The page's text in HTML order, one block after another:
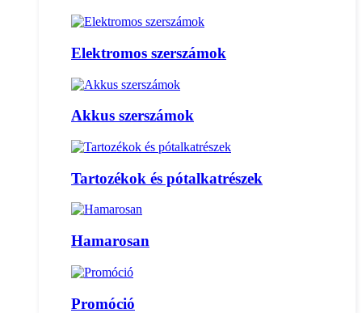
Elektromos szerszámok
Akkus szerszámok
Tartozékok és pótalkatrészek
Hamarosan
Promóció